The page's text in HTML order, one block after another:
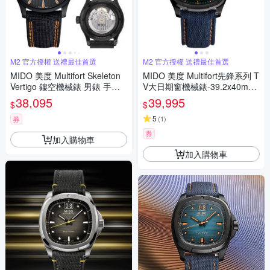
M2 官方授權 送禮最佳首選
MIDO 美度 Multifort Skeleton
Vertigo 鏤空機械錶 男錶 手錶-
42mm M0384363705100
$38,095
券
加入購物車
M2 官方授權 送禮最佳首選
MIDO 美度 Multifort先鋒系列 T
V大日期窗機械錶-39.2x40mm
藍 M0495263704100
$39,995
5 (1)
券
加入購物車